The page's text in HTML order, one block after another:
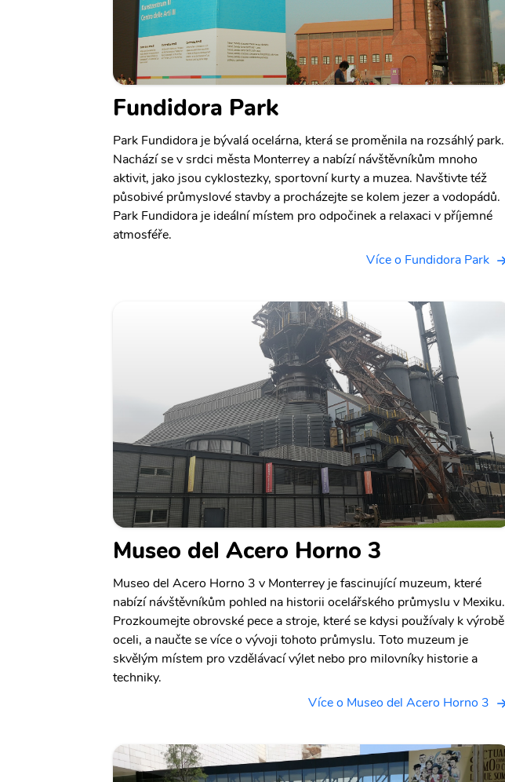
Fundidora Park
Park Fundidora je bývalá ocelárna, která se proměnila na rozsáhlý park.
Nachází se v srdci města Monterrey a nabízí návštěvníkům mnoho
aktivit, jako jsou cyklostezky, sportovní kurty a muzea. Navštivte též
působivé průmyslové stavby a procházejte se kolem jezer a vodopádů.
Park Fundidora je ideální místem pro odpočinek a relaxaci v příjemné
atmosféře.
Více o Fundidora Park
Museo del Acero Horno 3
Museo del Acero Horno 3 v Monterrey je fascinující muzeum, které
nabízí návštěvníkům pohled na historii ocelářského průmyslu v Mexiku.
Prozkoumejte obrovské pece a stroje, které se kdysi používaly k výrobě
oceli, a naučte se více o vývoji tohoto průmyslu. Toto muzeum je
skvělým místem pro vzdělávací výlet nebo pro milovníky historie a
techniky.
Více o Museo del Acero Horno 3